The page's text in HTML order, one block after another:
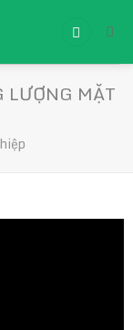
MẶT